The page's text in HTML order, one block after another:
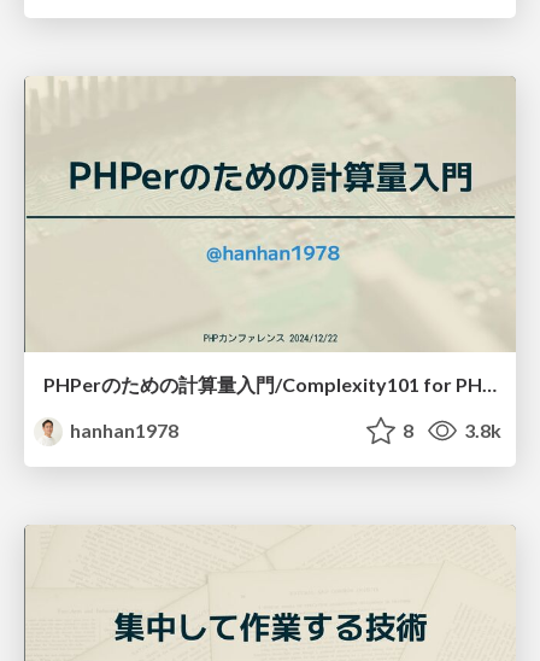
PHPerのための計算量入門/Complexity101 for PHPer
hanhan1978
8 3.8k